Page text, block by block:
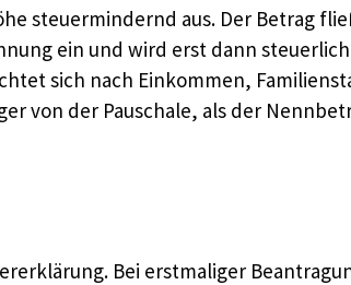
steuermindernd aus. Der Betrag
ein und wird erst dann
sich nach Einkommen,
von der Pauschale, als der
Bei erstmaliger